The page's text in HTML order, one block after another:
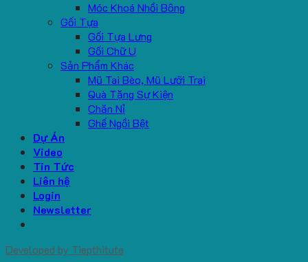
Móc Khoá Nhồi Bông
Gối Tựa
Gối Tựa Lưng
Gối Chữ U
Sản Phẩm Khác
Mũ Tai Bèo, Mũ Lưỡi Trai
Quà Tặng Sự Kiện
Chăn Nỉ
Ghế Ngồi Bệt
Dự Án
Video
Tin Tức
Liên hệ
Login
Newsletter
Developed by Tiepthitute